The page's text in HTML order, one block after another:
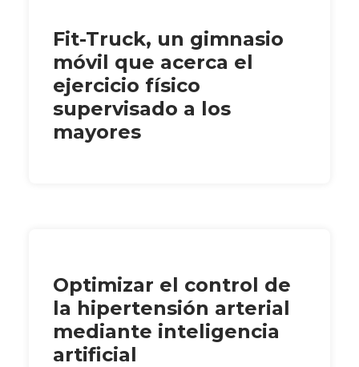
Fit-Truck, un gimnasio
móvil que acerca el
ejercicio físico
supervisado a los
mayores
Optimizar el control de
la hipertensión arterial
mediante inteligencia
artificial